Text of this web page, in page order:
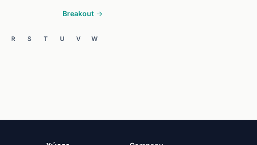
Breakout →
R S T U V W